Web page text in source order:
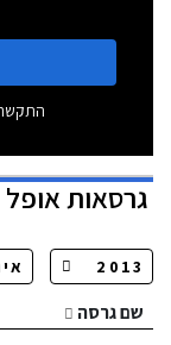
גרסאות
שם גרסה